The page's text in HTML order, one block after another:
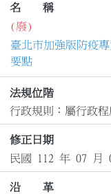
名 稱
(廢)
臺北市加強版防疫
要點
法規位階
行政規則：屬行政
修正日期
民國 112 年 07 月
沿 革